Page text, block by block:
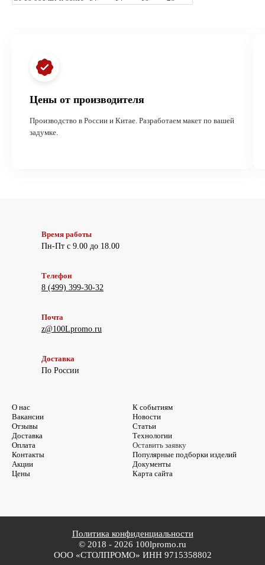
Цены от производителя
Производство в России и Китае. Разработаем макет по вашей
задумке.
Время работы
Пн-Пт с 9.00 до 18.00
Телефон
8 (499) 399-30-32
Почта
z@100Lpromo.ru
Доставка
По России
О нас
Вакансии
Отзывы
Доставка
Оплата
Контакты
Акции
Цены
К событиям
Новости
Статьи
Технологии
Оставить заявку
Популярные подборки изделий
Документы
Карта сайта
© 2018 - 2026 100lpromo.ru
ООО «СТОЛПРОМО» ИНН 9715358802
Политика конфиденциальности